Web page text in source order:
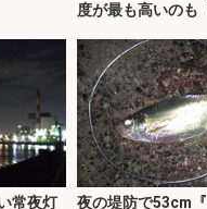
度が最も高いのも
常夜灯
夜の堤防で53cm